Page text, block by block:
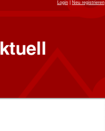
Login| Neu registrieren